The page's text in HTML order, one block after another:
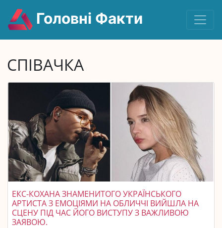
Головні Факти
СПІВАЧКА
ЕКС-КОХАНА ЗНАМЕНИТОГО УКРАЇНСЬКОГО
АРТИСТА З ЕМОЦІЯМИ НА ОБЛИЧЧІ ВИЙШЛА НА
СЦЕНУ ПІД ЧАС ЙОГО ВИСТУПУ З ВАЖЛИВОЮ
ЗАЯВОЮ.